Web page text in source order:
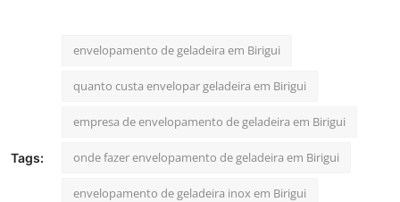
Tags:
envelopamento de geladeira em Birigui
quanto custa envelopar geladeira em Birigui
empresa de envelopamento de geladeira em Birigui
onde fazer envelopamento de geladeira em Birigui
envelopamento de geladeira inox em Birigui